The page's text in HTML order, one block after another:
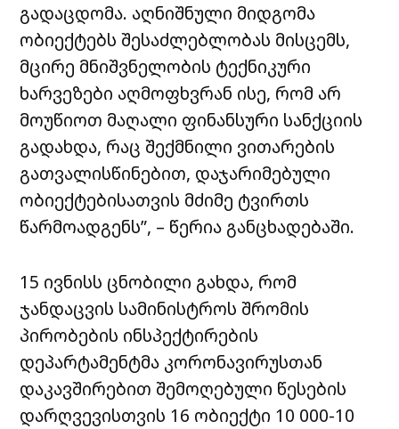
გადაცდომა. აღნიშნული მიდგომა
ობიექტებს შესაძლებლობას მისცემს,
მცირე მნიშვნელობის ტექნიკური
ხარვეზები აღმოფხვრან ისე, რომ არ
მოუწიოთ მაღალი ფინანსური სანქციის
გადახდა, რაც შექმნილი ვითარების
გათვალისწინებით, დაჯარიმებული
ობიექტებისათვის მძიმე ტვირთს
წარმოადგენს”, – წერია განცხადებაში.
15 ივნისს ცნობილი გახდა, რომ
ჯანდაცვის სამინისტროს შრომის
პირობების ინსპექტირების
დეპარტამენტმა კორონავირუსთან
დაკავშირებით შემოღებული წესების
დარღვევისთვის 16 ობიექტი 10 000-10